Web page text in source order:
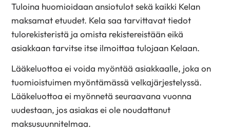
Tuloina huomioidaan ansiotulot sekä kaikki Kelan
maksamat etuudet. Kela saa tarvittavat tiedot
tulorekisteristä ja omista rekistereistään eikä
asiakkaan tarvitse itse ilmoittaa tulojaan Kelaan.
Lääkeluottoa ei voida myöntää asiakkaalle, joka on
tuomioistuimen myöntämässä velkajärjestelyssä.
Lääkeluottoa ei myönnetä seuraavana vuonna
uudestaan, jos asiakas ei ole noudattanut
maksusuunnitelmaa.